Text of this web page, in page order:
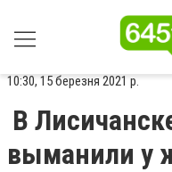
10:30, 15 березня 2021 р.
В
выманили у